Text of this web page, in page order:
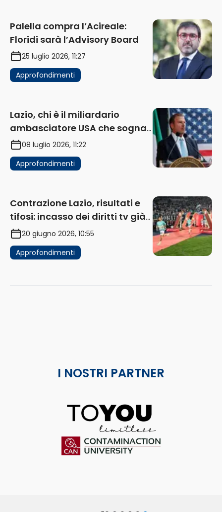
Palella compra l’Acireale:
Floridi sarà l’Advisory Board
25 luglio 2026, 11:27
Approfondimenti
Lazio, chi è il miliardario
ambasciatore USA che sogna
di acquistare un club in Italia
08 luglio 2026, 11:22
Approfondimenti
Contrazione Lazio, risultati e
tifosi: incasso dei diritti tv già
in flessione
20 giugno 2026, 10:55
Approfondimenti
I NOSTRI PARTNER
ToYou